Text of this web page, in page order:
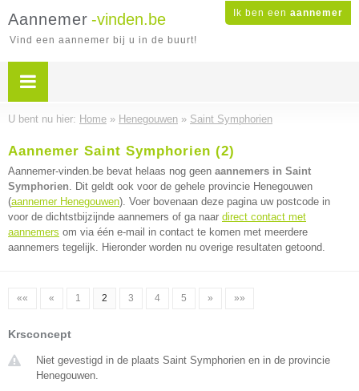
Ik ben een aannemer
Aannemer -vinden.be
Vind een aannemer bij u in de buurt!
U bent nu hier: Home » Henegouwen » Saint Symphorien
Aannemer Saint Symphorien (2)
Aannemer-vinden.be bevat helaas nog geen aannemers in Saint
Symphorien. Dit geldt ook voor de gehele provincie Henegouwen
(aannemer Henegouwen). Voer bovenaan deze pagina uw postcode in
voor de dichtstbijzijnde aannemers of ga naar direct contact met
aannemers om via één e-mail in contact te komen met meerdere
aannemers tegelijk. Hieronder worden nu overige resultaten getoond.
«« « 1 2 3 4 5 » »»
Krsconcept
Niet gevestigd in de plaats Saint Symphorien en in de provincie
Henegouwen.